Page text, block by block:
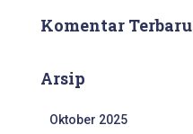
Komentar Terbaru
Arsip
Oktober 2025